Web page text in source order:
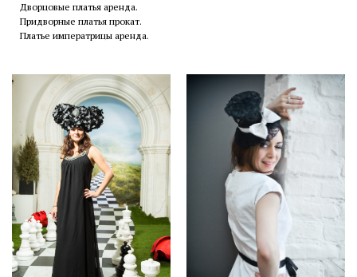
Дворцовые платья аренда.
Придворные платья прокат.
Платье императрицы аренда.